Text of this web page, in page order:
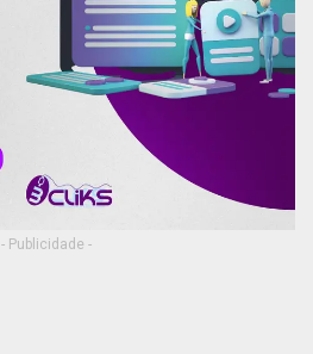
- Publicidade -